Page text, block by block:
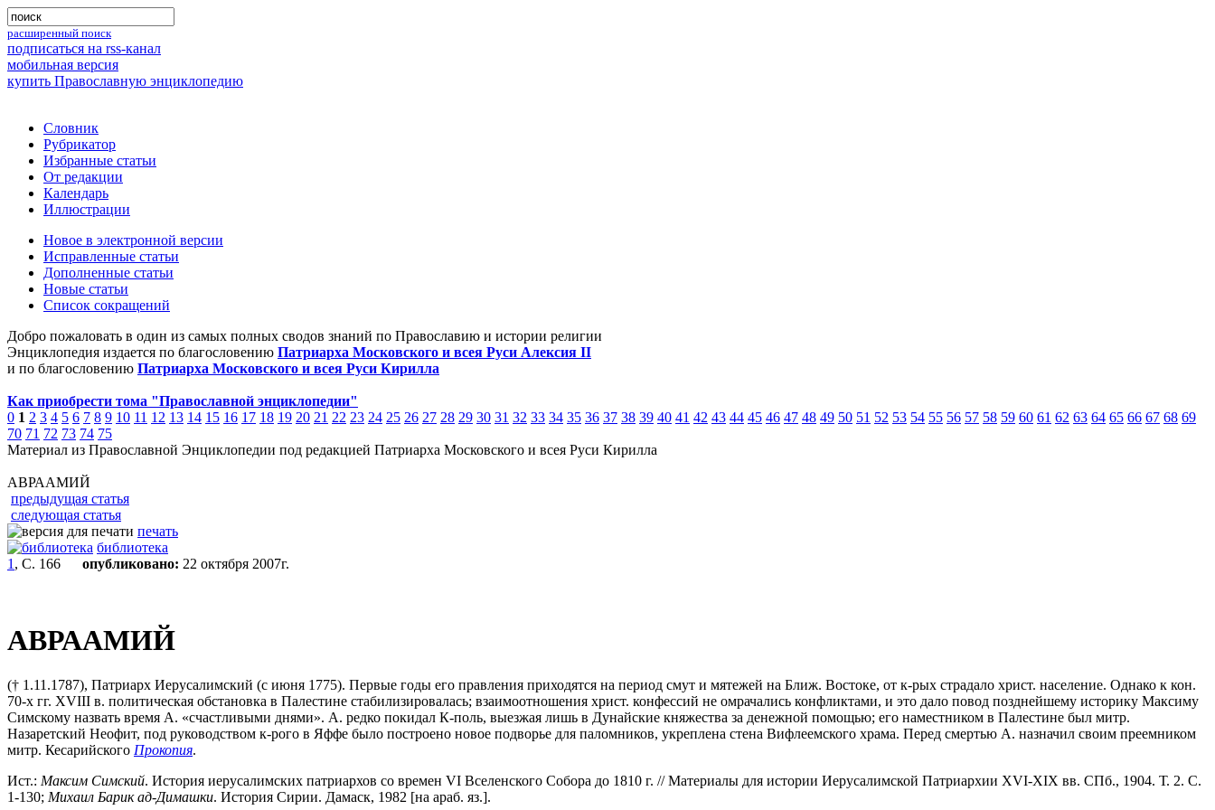
расширенный поиск
подписаться на rss-канал
мобильная версия
купить Православную энциклопедию
Словник
Рубрикатор
Избранные статьи
От редакции
Календарь
Иллюстрации
Новое в электронной версии
Исправленные статьи
Дополненные статьи
Новые статьи
Список сокращений
Добро пожаловать в один из самых полных сводов знаний по Православию и истории религии
Энциклопедия издается по благословению Патриарха Московского и всея Руси Алексия II
и по благословению Патриарха Московского и всея Руси Кирилла
Как приобрести тома "Православной энциклопедии"
0 1 2 3 4 5 6 7 8 9 10 11 12 13 14 15 16 17 18 19 20 21 22 23 24 25 26 27 28 29 30 31 32 33 34 35 36 37 38 39 40 41 42 43 44 45 46 47 48 49 50 51 52 53 54 55 56 57 58 59 60 61 62 63 64 65 66 67 68 69
70 71 72 73 74 75
Материал из Православной Энциклопедии под редакцией Патриарха Московского и всея Руси Кирилла
АВРААМИЙ
предыдущая статья
следующая статья
печать
библиотека
1 , С. 166 опубликовано: 22 октября 2007г.
АВРААМИЙ
(† 1.11.1787), Патриарх Иерусалимский (с июня 1775). Первые годы его правления приходятся на период смут и мятежей на Ближ. Востоке, от к-рых страдало христ. население. Однако к кон.
70-х гг. XVIII в. политическая обстановка в Палестине стабилизировалась; взаимоотношения христ. конфессий не омрачались конфликтами, и это дало повод позднейшему историку Максиму
Симскому назвать время А. «счастливыми днями». А. редко покидал К-поль, выезжая лишь в Дунайские княжества за денежной помощью; его наместником в Палестине был митр.
Назаретский Неофит, под руководством к-рого в Яффе было построено новое подворье для паломников, укреплена стена Вифлеемского храма. Перед смертью А. назначил своим преемником
митр. Кесарийского Прокопия.
Ист.: Максим Симский. История иерусалимских патриархов со времен VI Вселенского Собора до 1810 г. // Материалы для истории Иерусалимской Патриархии XVI-XIX вв. СПб., 1904. Т. 2. С.
1-130; Михаил Барик ад-Димашки. История Сирии. Дамаск, 1982 [на араб. яз.].